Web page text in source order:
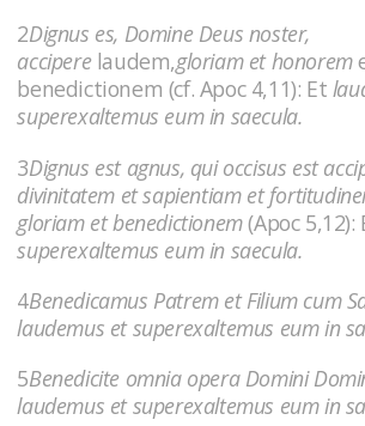
2Dignus es, Domine Deus noster,
accipere laudem,gloriam et honorem
benedictionem (cf. Apoc 4,11): Et
superexaltemus eum in saecula.
3Dignus est agnus, qui occisus est
divinitatem et sapientiam et
gloriam et benedictionem(Apoc 5,12):
superexaltemus eum in saecula.
4Benedicamus Patrem et Filium cum
laudemus et superexaltemus eum in
5Benedicite omnia opera Domini
laudemus et superexaltemus eum in